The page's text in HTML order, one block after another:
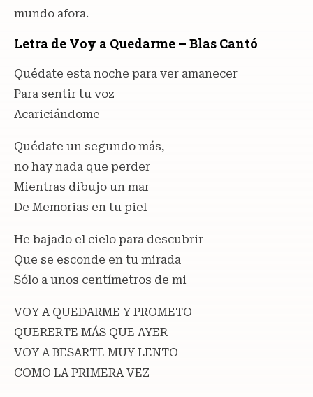
mundo afora.
Letra de Voy a Quedarme – Blas Cantó
Quédate esta noche para ver amanecer
Para sentir tu voz
Acariciándome
Quédate un segundo más,
no hay nada que perder
Mientras dibujo un mar
De Memorias en tu piel
He bajado el cielo para descubrir
Que se esconde en tu mirada
Sólo a unos centímetros de mi
VOY A QUEDARME Y PROMETO
QUERERTE MÁS QUE AYER
VOY A BESARTE MUY LENTO
COMO LA PRIMERA VEZ